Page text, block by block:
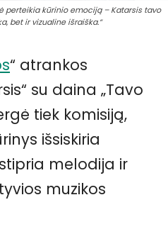
perteikia kūrinio emociją – Katarsis tavo
bet ir vizualine išraiška.“
“ atrankos
su daina „Tavo
tiek komisiją,
išsiskiria
melodija ir
muzikos